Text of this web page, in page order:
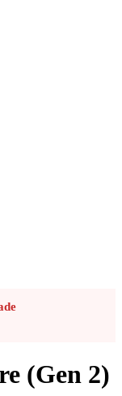
(Gen 2)